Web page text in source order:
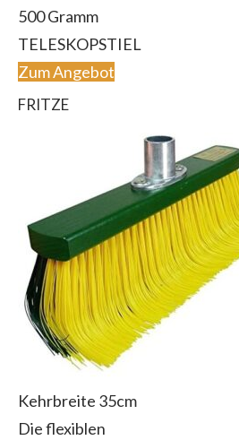
500 Gramm
TELESKOPSTIEL
Zum Angebot
FRITZE
Kehrbreite 35cm
Die flexiblen